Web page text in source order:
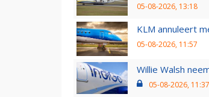
05-08-2026, 13:18
KLM annuleert
05-08-2026, 11:57
Willie Walsh
05-08-2026, 11:37